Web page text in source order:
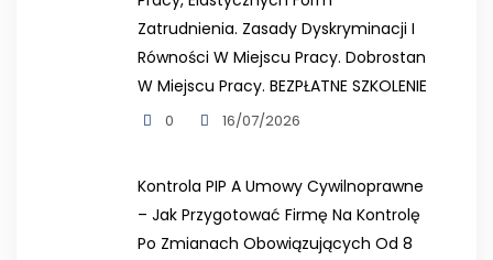
Zatrudnienia. Zasady Dyskryminacji I
Równości W Miejscu Pracy. Dobrostan
W Miejscu Pracy. BEZPŁATNE SZKOLENIE
0 16/07/2026
Kontrola PIP A Umowy Cywilnoprawne
– Jak Przygotować Firmę Na Kontrolę
Po Zmianach Obowiązujących Od 8